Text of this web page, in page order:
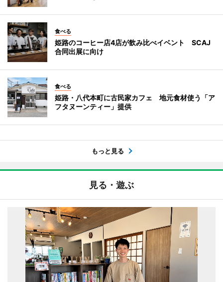
食べる
姫路のコーヒー店4店が飲み比べイベント SCAJ
合同出展に向け
食べる
姫路・八代本町に古民家カフェ 地元食材使う「ア
フタヌーンティー」提供
もっと見る
見る・遊ぶ